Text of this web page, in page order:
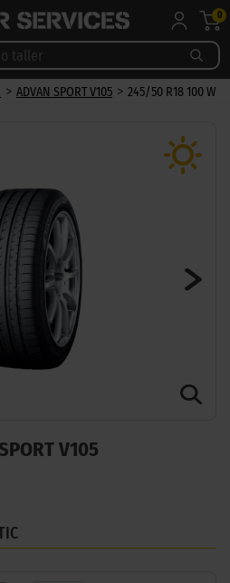
0
> ADVAN SPORT V105 > 245/50 R18 100 W
V105